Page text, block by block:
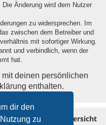
dir den
zu
Änderung wird dem Nutzer
zu widersprechen. Im
zwischen dem Betreiber und
mit sofortiger Wirkung.
und verbindlich, wenn der
hat.
mit deinen persönlichen
enthalten.
Foren-Übersicht